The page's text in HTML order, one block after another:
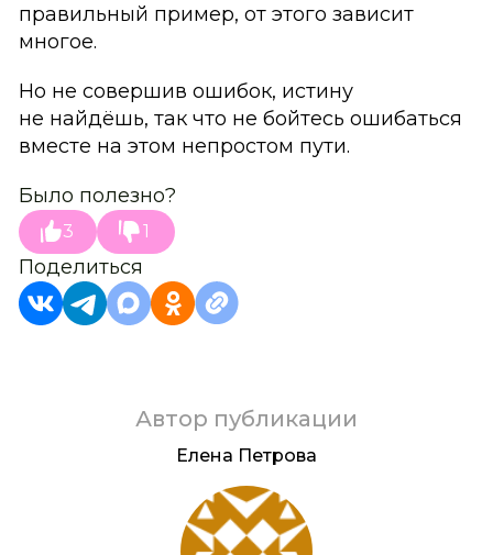
правильный пример, от этого зависит
многое.
Но не совершив ошибок, истину
не найдёшь, так что не бойтесь ошибаться
вместе на этом непростом пути.
Было полезно?
3 1
Поделиться
Автор публикации
Елена Петрова